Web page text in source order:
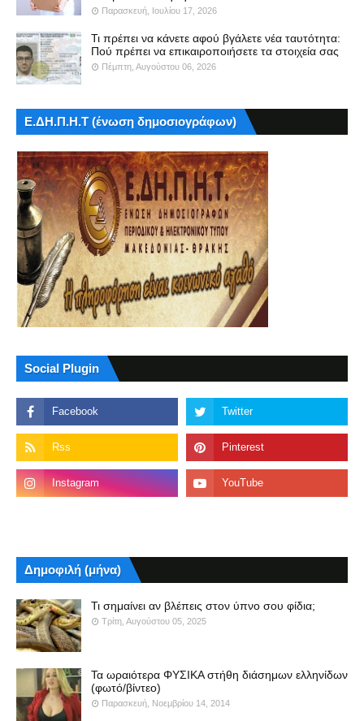
Παρασκευή, Ιουλίου 17, 2026
Τι πρέπει να κάνετε αφού βγάλετε νέα ταυτότητα:
Πού πρέπει να επικαιροποιήσετε τα στοιχεία σας
Πέμπτη, Αυγούστου 06, 2026
Ε.ΔΗ.Π.Η.Τ (ένωση δημοσιογράφων)
Social Plugin
Δημοφιλή (μήνα)
Τι σημαίνει αν βλέπεις στον ύπνο σου φίδια;
Τρίτη, Αυγούστου 05, 2025
Τα ωραιότερα ΦΥΣΙΚΑ στήθη διάσημων ελληνίδων
(φωτό/βίντεο)
Παρασκευή, Νοεμβρίου 14, 2014